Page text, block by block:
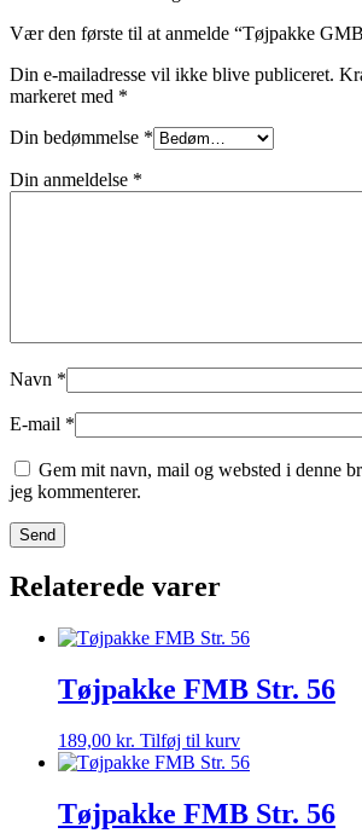
Vær den første til at anmelde “Tøjpakke
Din e-mailadresse vil ikke blive publiceret.
markeret med *
Din bedømmelse *
Din anmeldelse *
Navn *
E-mail *
Gem mit navn, mail og websted i denne
jeg kommenterer.
Relaterede varer
Tøjpakke FMB Str. 56
189,00 kr. Tilføj til kurv
Tøjpakke FMB Str. 56